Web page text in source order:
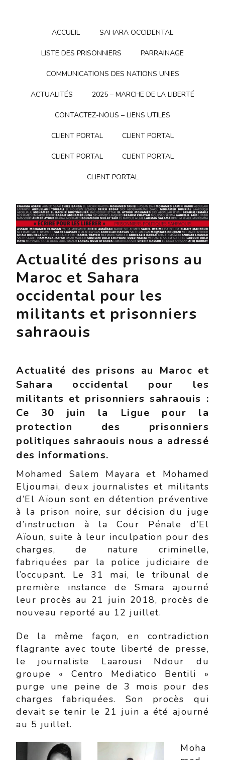
ACCUEIL SAHARA OCCIDENTAL
LISTE DES PRISONNIERS PARRAINAGE
COMMUNICATIONS DES NATIONS UNIES
ACTUALITÉS 2025 – MARCHE DE LA LIBERTÉ
CONTACTEZ-NOUS – LIENS UTILES
CLIENT PORTAL CLIENT PORTAL
CLIENT PORTAL CLIENT PORTAL
CLIENT PORTAL
Actualité des prisons au
Maroc et Sahara
occidental pour les
militants et prisonniers
sahraouis
Actualité des prisons au Maroc et
Sahara occidental pour les
militants et prisonniers sahraouis :
Ce 30 juin la Ligue pour la
protection des prisonniers
politiques sahraouis nous a adressé
des informations.
Mohamed Salem Mayara et Mohamed
Eljoumai, deux journalistes et militants
d’El Aïoun sont en détention préventive
à la prison noire, sur décision du juge
d’instruction à la Cour Pénale d’El
Aïoun, suite à leur inculpation pour des
charges, de nature criminelle,
fabriquées par la police judiciaire de
l’occupant. Le 31 mai, le tribunal de
première instance de Smara ajourné
leur procès au 21 juin 2018, procès de
nouveau reporté au 12 juillet.
De la même façon, en contradiction
flagrante avec toute liberté de presse,
le journaliste Laarousi Ndour du
groupe « Centro Mediatico Bentili »
purge une peine de 3 mois pour des
charges fabriquées. Son procès qui
devait se tenir le 21 juin a été ajourné
au 5 juillet.
Moha